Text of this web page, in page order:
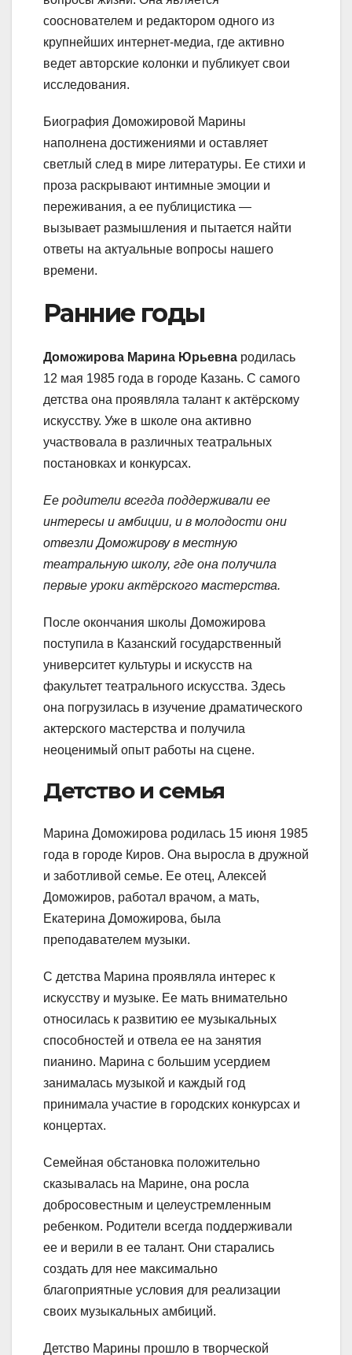
сооснователем и редактором одного из
крупнейших интернет-медиа, где активно
ведет авторские колонки и публикует свои
исследования.
Биография Доможировой Марины
наполнена достижениями и оставляет
светлый след в мире литературы. Ее стихи и
проза раскрывают интимные эмоции и
переживания, а ее публицистика —
вызывает размышления и пытается найти
ответы на актуальные вопросы нашего
времени.
Ранние годы
Доможирова Марина Юрьевна родилась
12 мая 1985 года в городе Казань. С самого
детства она проявляла талант к актёрскому
искусству. Уже в школе она активно
участвовала в различных театральных
постановках и конкурсах.
Ее родители всегда поддерживали ее
интересы и амбиции, и в молодости они
отвезли Доможирову в местную
театральную школу, где она получила
первые уроки актёрского мастерства.
После окончания школы Доможирова
поступила в Казанский государственный
университет культуры и искусств на
факультет театрального искусства. Здесь
она погрузилась в изучение драматического
актерского мастерства и получила
неоценимый опыт работы на сцене.
Детство и семья
Марина Доможирова родилась 15 июня 1985
года в городе Киров. Она выросла в дружной
и заботливой семье. Ее отец, Алексей
Доможиров, работал врачом, а мать,
Екатерина Доможирова, была
преподавателем музыки.
С детства Марина проявляла интерес к
искусству и музыке. Ее мать внимательно
относилась к развитию ее музыкальных
способностей и отвела ее на занятия
пианино. Марина с большим усердием
занималась музыкой и каждый год
принимала участие в городских конкурсах и
концертах.
Семейная обстановка положительно
сказывалась на Марине, она росла
добросовестным и целеустремленным
ребенком. Родители всегда поддерживали
ее и верили в ее талант. Они старались
создать для нее максимально
благоприятные условия для реализации
своих музыкальных амбиций.
Детство Марины прошло в творческой